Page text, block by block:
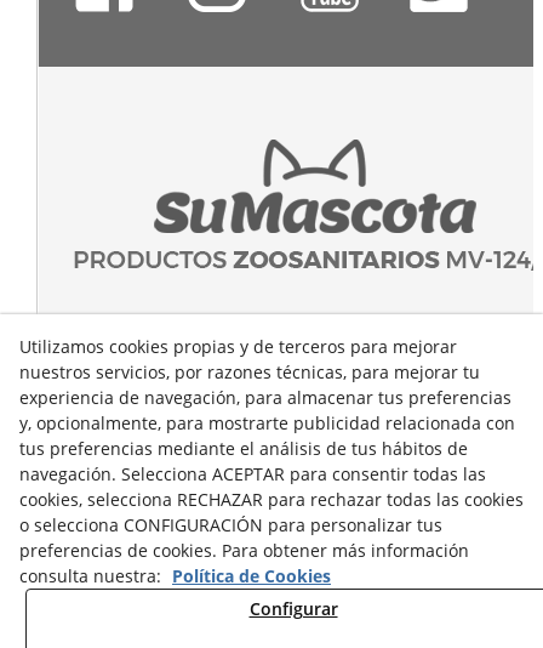
Utilizamos cookies propias y de terceros para mejorar
nuestros servicios, por razones técnicas, para mejorar tu
experiencia de navegación, para almacenar tus preferencias
y, opcionalmente, para mostrarte publicidad relacionada con
tus preferencias mediante el análisis de tus hábitos de
navegación. Selecciona ACEPTAR para consentir todas las
cookies, selecciona RECHAZAR para rechazar todas las cookies
o selecciona CONFIGURACIÓN para personalizar tus
preferencias de cookies. Para obtener más información
consulta nuestra: Política de Cookies
Configurar